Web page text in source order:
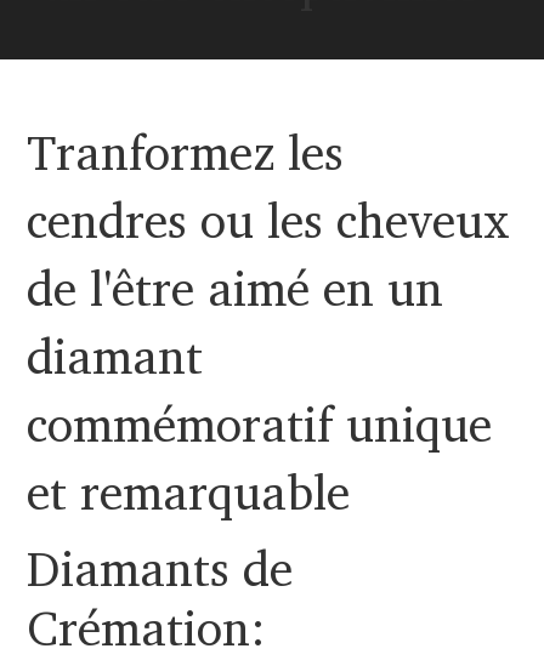
Diamants de
Crémation:
Tranformez les
cendres ou les cheveux
de l'être aimé en un
diamant
commémoratif unique
et remarquable